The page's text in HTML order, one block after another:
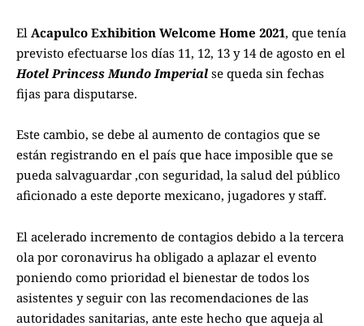
El Acapulco Exhibition Welcome Home 2021, que tenía
previsto efectuarse los días 11, 12, 13 y 14 de agosto en el
Hotel Princess Mundo Imperial se queda sin fechas
fijas para disputarse.
Este cambio, se debe al aumento de contagios que se
están registrando en el país que hace imposible que se
pueda salvaguardar ,con seguridad, la salud del público
aficionado a este deporte mexicano, jugadores y staff.
El acelerado incremento de contagios debido a la tercera
ola por coronavirus ha obligado a aplazar el evento
poniendo como prioridad el bienestar de todos los
asistentes y seguir con las recomendaciones de las
autoridades sanitarias, ante este hecho que aqueja al